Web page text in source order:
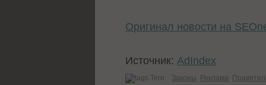
Оригинал новости на
Источник: AdIndex
Теги: Законы Реклама